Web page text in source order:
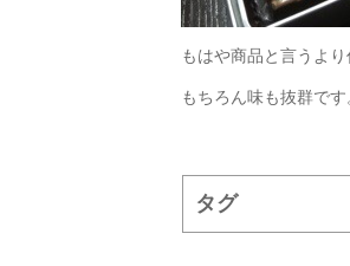
もはや商品と言うより
もちろん味も抜群です
タグ